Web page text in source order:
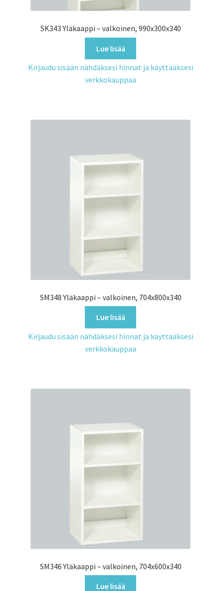
SK343 Yläkaappi – valkoinen, 990x300x340
Lue lisää
Kirjaudu sisään nähdäksesi hinnat ja käyttääksesi
verkkokauppaa
SM348 Yläkaappi – valkoinen, 704x800x340
Lue lisää
Kirjaudu sisään nähdäksesi hinnat ja käyttääksesi
verkkokauppaa
SM346 Yläkaappi – valkoinen, 704x600x340
Lue lisää